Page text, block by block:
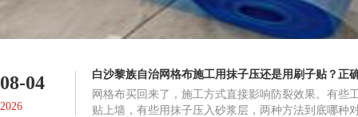
08-04
2026
白沙黎族自治网格布施工用抹子压还是用刷子贴？正
网格布买回来了，施工方式直接影响防裂效果。有些
贴上墙，有些用抹子压入砂浆层，两种方法到底哪种